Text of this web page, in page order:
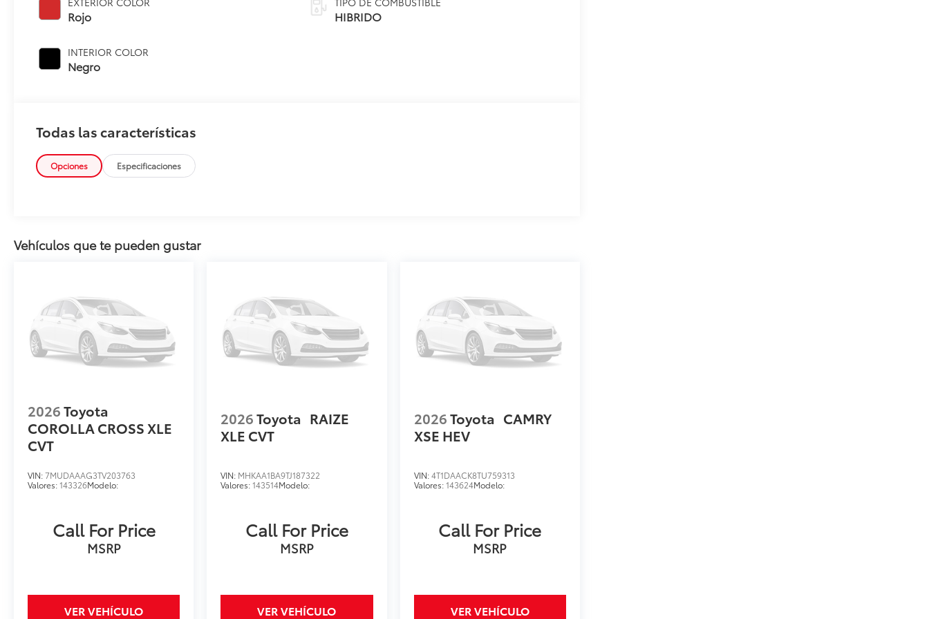
Rojo
INTERIOR COLOR
Negro
HIBRIDO
Todas las características
Opciones Especificaciones
Vehículos que te pueden gustar
2026Toyota
COROLLA CROSS XLE
CVT
VIN:7MUDAAAG3TV203763
Valores:143326Modelo:
Call For Price
MSRP
VER VEHÍCULO
2026Toyota RAIZE
XLE CVT
VIN: MHKAA1BA9TJ187322
Valores:143514Modelo:
Call For Price
MSRP
VER VEHÍCULO
2026Toyota CAMRY
XSE HEV
VIN:4T1DAACK8TU759313
Valores:143624Modelo:
Call For Price
MSRP
VER VEHÍCULO